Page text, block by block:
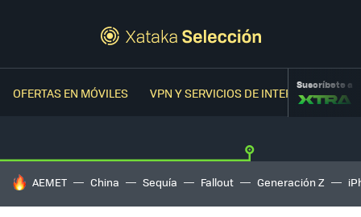
OFERTAS EN MÓVILES VPN Y SERVICIOS DE INTERNETSuscríbete a
HOY SE HABLA DE
AEMET China Sequía Fallout Generación Z